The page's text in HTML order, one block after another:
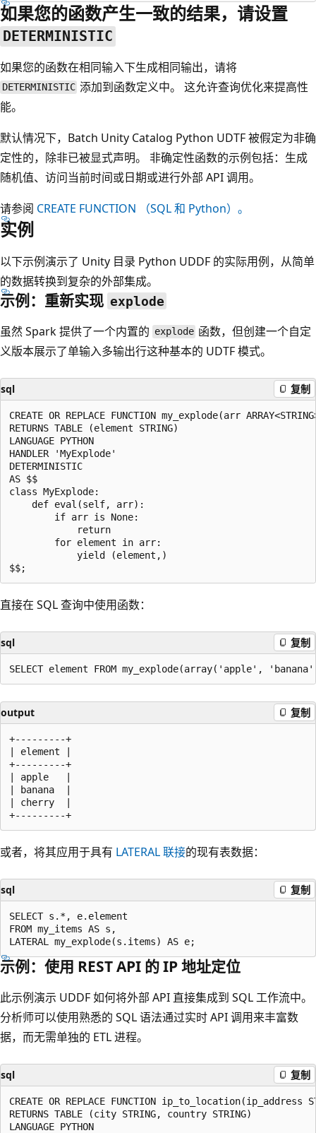
如果您的函数产生一致的结果，请设置
DETERMINISTIC
如果您的函数在相同输入下生成相同输出，请将
DETERMINISTIC 添加到函数定义中。 这允许查询优化来提高性
能。
默认情况下，Batch Unity Catalog Python UDTF 被假定为非确
定性的，除非已被显式声明。 非确定性函数的示例包括：生成
随机值、访问当前时间或日期或进行外部 API 调用。
请参阅 CREATE FUNCTION （SQL 和 Python）。
实例
以下示例演示了 Unity 目录 Python UDDF 的实际用例，从简单
的数据转换到复杂的外部集成。
示例：重新实现 explode
虽然 Spark 提供了一个内置的 explode 函数，但创建一个自定
义版本展示了单输入多输出行这种基本的 UDTF 模式。
sql 复制
CREATE OR REPLACE FUNCTION my_explode(arr
RETURNS TABLE (element STRING)
LANGUAGE PYTHON
HANDLER 'MyExplode'
DETERMINISTIC
AS $$
class MyExplode:
    def eval(self, arr):
        if arr is None:
            return
        for element in arr:
            yield (element,)
直接在 SQL 查询中使用函数：
sql 复制
output 复制
+---------+
| element |
+---------+
| apple   |
| banana  |
| cherry  |
或者，将其应用于具有 LATERAL联接的现有表数据：
sql 复制
SELECT s.*, e.element
FROM my_items AS s,
示例：使用 REST API 的 IP 地址定位
此示例演示 UDDF 如何将外部 API 直接集成到 SQL 工作流中。
分析师可以使用熟悉的 SQL 语法通过实时 API 调用来丰富数
据，而无需单独的 ETL 进程。
sql 复制
CREATE OR REPLACE FUNCTION ip_to_location(ip_address
RETURNS TABLE (city STRING, country STRING)
LANGUAGE PYTHON